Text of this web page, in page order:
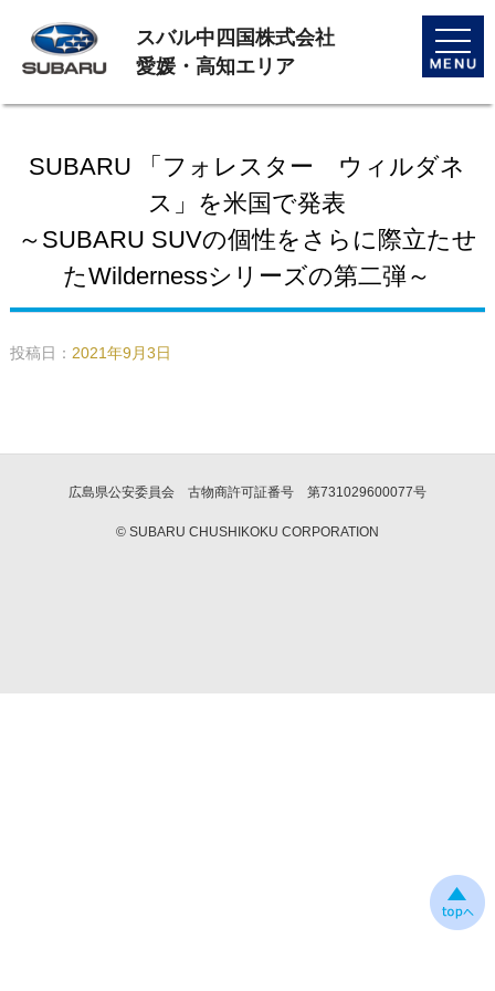
toggle
スバル中四国株式会社
愛媛・高知エリア
SUBARU 「フォレスター ウィルダネ
ス」を米国で発表
～SUBARU SUVの個性をさらに際立たせ
たWildernessシリーズの第二弾～
投稿日： 2021年9月3日
広島県公安委員会 古物商許可証番号 第731029600077号
© SUBARU CHUSHIKOKU CORPORATION